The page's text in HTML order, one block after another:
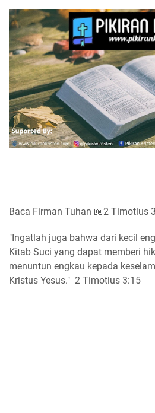
Baca Firman Tuhan 📖2 Timotius
"Ingatlah juga bahwa dari kecil
Kitab Suci yang dapat memberi
menuntun engkau kepada
Kristus Yesus." 2 Timotius 3:15